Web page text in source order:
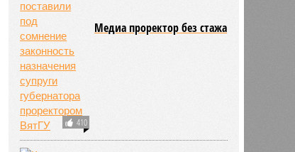
410
Медиа проректор без стажа